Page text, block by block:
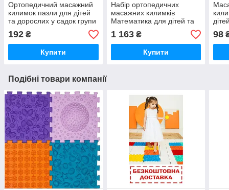
Ортопедичний масажний
килимок пазли для дітей
та дорослих у садок групи
раннього розвитку додому
Ортек Ortek
192 ₴
Купити
Набір ортопедичних
масажних килимків
Математика для дітей та
дорослих у садок групи
раннього розвитку додому
1 163₴
Купити
98
Подібні товари компанії